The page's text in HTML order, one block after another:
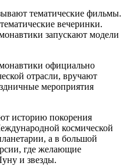
тематические фильмы.
вечеринки.
запускают модели
официально
отрасли, вручают
мероприятия
историю покорения
космической
а в большой
где желающие
и звезды.